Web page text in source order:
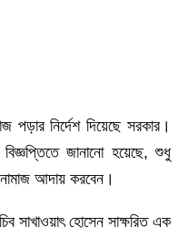
পড়ার নির্দেশ দিয়েছে সরকার।
জানানো হয়েছে, শুধু
নামাজ আদায় করবেন।
সাখাওয়াৎ হোসেন সাক্ষরিত এক